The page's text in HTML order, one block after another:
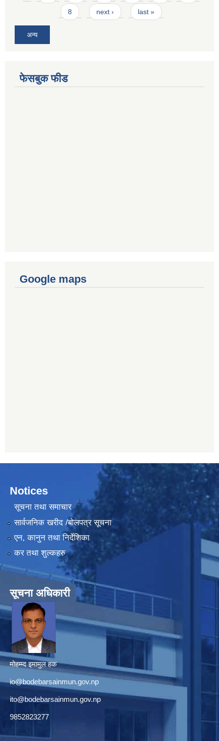
8 next › last »
अन्य
फेसबुक फीड
Google maps
Notices
सूचना तथा समाचार
सार्वजनिक खरीद /बोलपत्र सूचना
एन, कानुन तथा निर्देशिका
कर तथा शुल्कहरु
सूचना अधिकारी
मोहम्म्द इमामुल हक
io@bodebarsainmun.gov.np
ito@bodebarsainmun.gov.np
9852823277